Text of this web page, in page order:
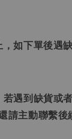
如下單後遇
若遇到缺貨或
請主動聯繫後